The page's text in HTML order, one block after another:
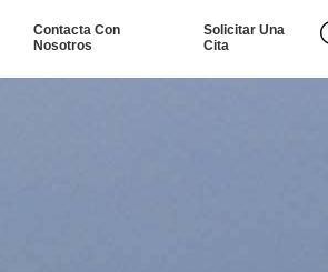
Contacta Con
Nosotros
Solicitar Una
Cita